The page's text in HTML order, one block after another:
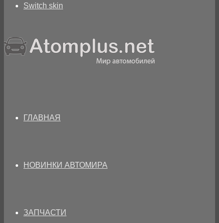
Switch skin
ГЛАВНАЯ
НОВИНКИ АВТОМИРА
ЗАПЧАСТИ